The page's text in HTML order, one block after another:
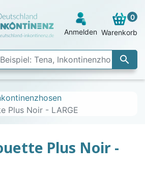

Anmelden
0
Warenkorb
Plus Noir - LARGE
Plus Noir -